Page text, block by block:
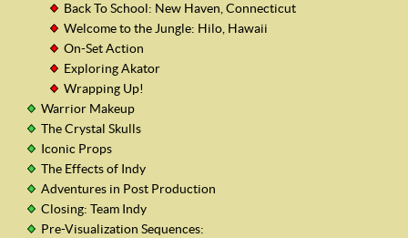
Back To School: New Haven, Connecticut
Welcome to the Jungle: Hilo, Hawaii
On-Set Action
Exploring Akator
Wrapping Up!
Warrior Makeup
The Crystal Skulls
Iconic Props
The Effects of Indy
Adventures in Post Production
Closing: Team Indy
Pre-Visualization Sequences: